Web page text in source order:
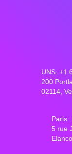
UNS: +1
200
02114,
Paris:
5 rue